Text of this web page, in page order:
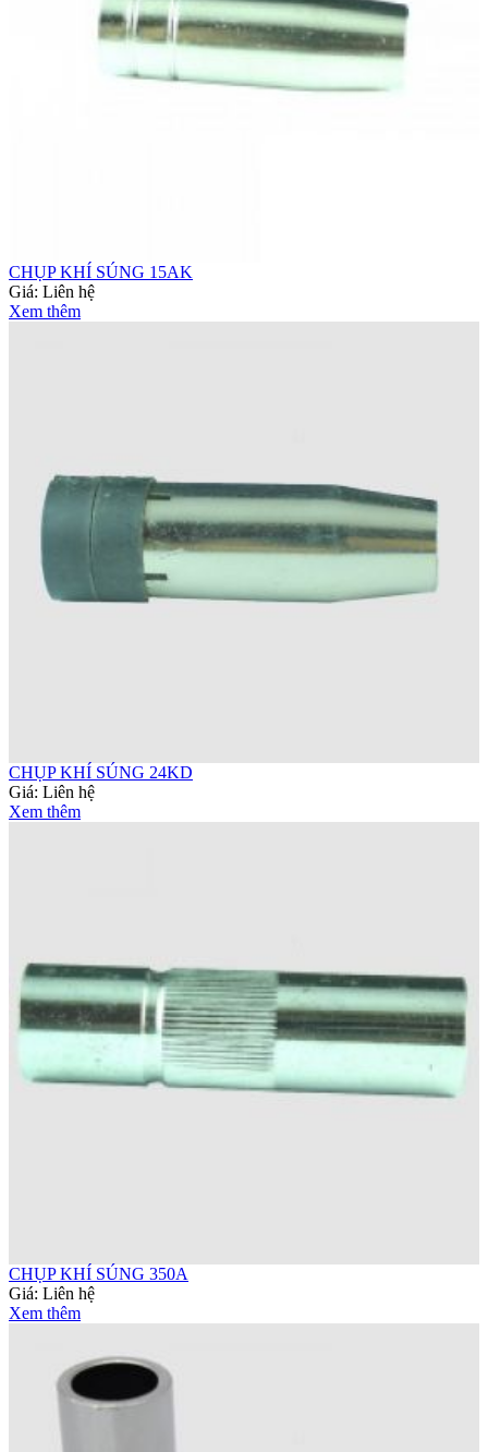
CHỤP KHÍ SÚNG 15AK
Giá: Liên hệ
Xem thêm
CHỤP KHÍ SÚNG 24KD
Giá: Liên hệ
Xem thêm
CHỤP KHÍ SÚNG 350A
Giá: Liên hệ
Xem thêm